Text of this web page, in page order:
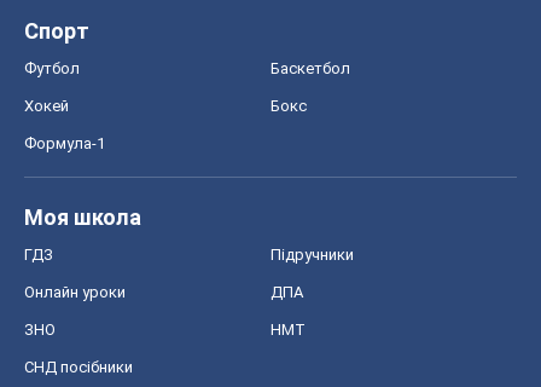
Спорт
Футбол Баскетбол
Хокей Бокс
Формула-1
Моя школа
ГДЗ Підручники
Онлайн уроки ДПА
ЗНО НМТ
СНД посібники